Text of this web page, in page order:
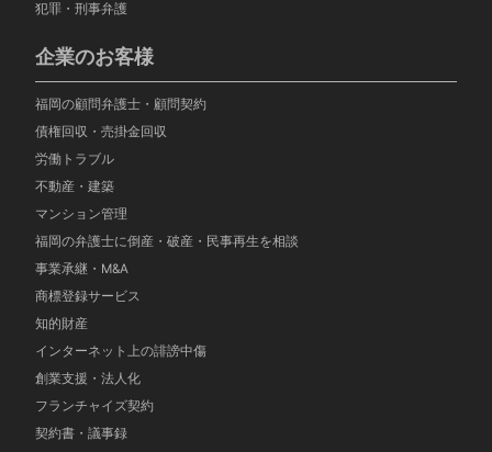
犯罪・刑事弁護
企業のお客様
福岡の顧問弁護士・顧問契約
債権回収・売掛金回収
労働トラブル
不動産・建築
マンション管理
福岡の弁護士に倒産・破産・民事再生を相談
事業承継・M&A
商標登録サービス
知的財産
インターネット上の誹謗中傷
創業支援・法人化
フランチャイズ契約
契約書・議事録